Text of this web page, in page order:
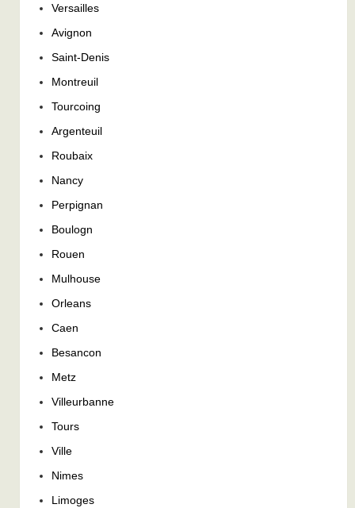
Versailles
Avignon
Saint-Denis
Montreuil
Tourcoing
Argenteuil
Roubaix
Nancy
Perpignan
Boulogn
Rouen
Mulhouse
Orleans
Caen
Besancon
Metz
Villeurbanne
Tours
Ville
Nimes
Limoges